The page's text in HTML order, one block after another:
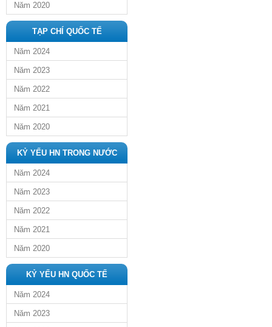
Năm 2020
TẠP CHÍ QUỐC TẾ
Năm 2024
Năm 2023
Năm 2022
Năm 2021
Năm 2020
KỶ YẾU HN TRONG NƯỚC
Năm 2024
Năm 2023
Năm 2022
Năm 2021
Năm 2020
KỶ YẾU HN QUỐC TẾ
Năm 2024
Năm 2023